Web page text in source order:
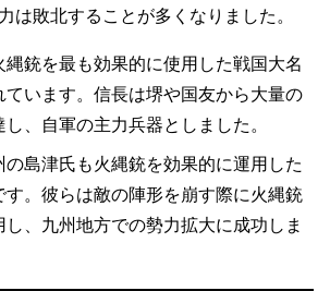
は敗北することが多くなりました。
縄銃を最も効果的に使用した戦国大名
ています。信長は堺や国友から大量の
、自軍の主力兵器としました。
の島津氏も火縄銃を効果的に運用した
す。彼らは敵の陣形を崩す際に火縄銃
し、九州地方での勢力拡大に成功しま